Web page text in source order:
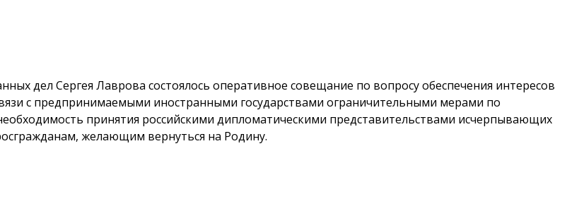
дел Сергея Лаврова состоялось оперативное совещание по вопросу обеспечения интересов
с предпринимаемыми иностранными государствами ограничительными мерами по
принятия российскими дипломатическими представительствами исчерпывающих
желающим вернуться на Родину.